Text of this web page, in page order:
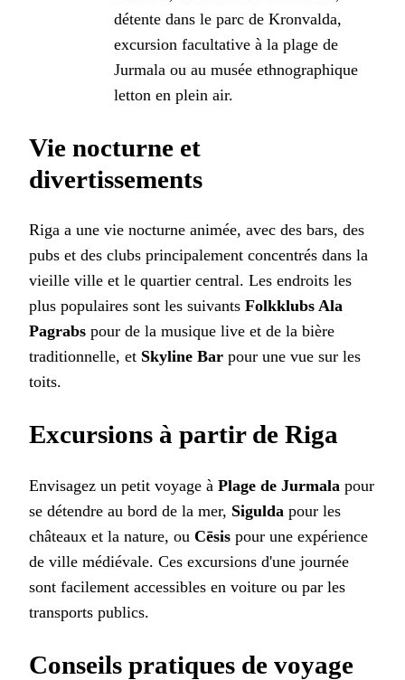
détente dans le parc de Kronvalda,
excursion facultative à la plage de
Jurmala ou au musée ethnographique
letton en plein air.
Vie nocturne et
divertissements
Riga a une vie nocturne animée, avec des bars, des
pubs et des clubs principalement concentrés dans la
vieille ville et le quartier central. Les endroits les
plus populaires sont les suivants Folkklubs Ala
Pagrabs pour de la musique live et de la bière
traditionnelle, et Skyline Bar pour une vue sur les
toits.
Excursions à partir de Riga
Envisagez un petit voyage à Plage de Jurmala pour
se détendre au bord de la mer, Sigulda pour les
châteaux et la nature, ou Cēsis pour une expérience
de ville médiévale. Ces excursions d'une journée
sont facilement accessibles en voiture ou par les
transports publics.
Conseils pratiques de voyage